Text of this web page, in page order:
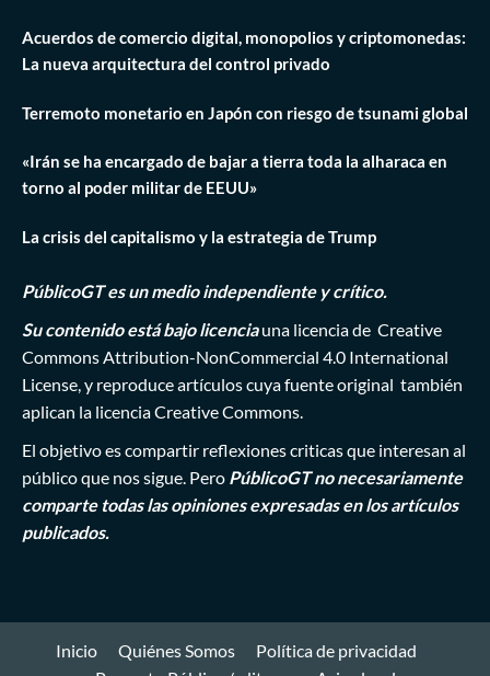
Acuerdos de comercio digital, monopolios y criptomonedas:
La nueva arquitectura del control privado
Terremoto monetario en Japón con riesgo de tsunami global
«Irán se ha encargado de bajar a tierra toda la alharaca en
torno al poder militar de EEUU»
La crisis del capitalismo y la estrategia de Trump
PúblicoGT es un medio independiente y crítico.
Su contenido está bajo licenciauna licencia de Creative
Commons Attribution-NonCommercial 4.0 International
License , y reproduce artículos cuya fuente original también
aplican la licencia Creative Commons.
El objetivo es compartir reflexiones criticas que interesan al
público que nos sigue. Pero PúblicoGT no necesariamente
comparte todas las opiniones expresadas en los artículos
publicados.
Inicio Quiénes Somos
Política de privacidad